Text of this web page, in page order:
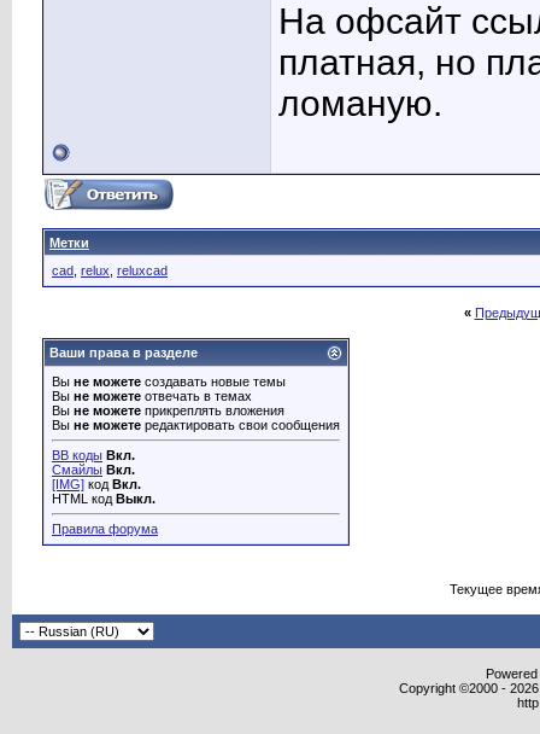
На офсайт
платная, но
ломаную.
Метки
cad relux reluxcad
«
Ваши права в разделе
Вы не можете создавать новые темы
Вы не можете отвечать в темах
Вы не можете прикреплять вложения
Вы не можете редактировать свои сообщения
BB коды Вкл.
Смайлы Вкл.
[IMG] код Вкл.
HTML код Выкл.
Правила форума
Текущее
Copyright ©2000 -